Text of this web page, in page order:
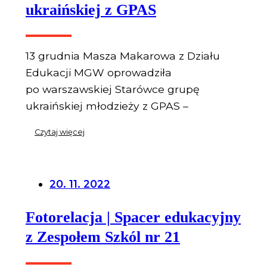
ukraińskiej z GPAS
13 grudnia Masza Makarowa z Działu
Edukacji MGW oprowadziła
po warszawskiej Starówce grupę
ukraińskiej młodzieży z GPAS –
Czytaj więcej
20. 11. 2022
Fotorelacja | Spacer edukacyjny
z Zespołem Szkól nr 21